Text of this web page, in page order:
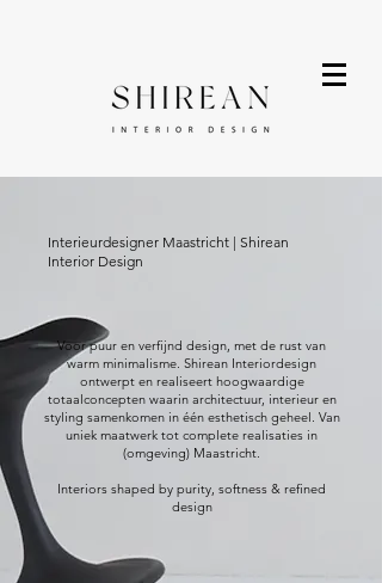
Interieurdesigner Maastricht | Shirean
Interior Design
Voor puur en verfijnd design, met de rust van
warm minimalisme. Shirean Interiordesign
ontwerpt en realiseert hoogwaardige
totaalconcepten waarin architectuur, interieur en
styling samenkomen in één esthetisch geheel. Van
uniek maatwerk tot complete realisaties in
(omgeving) Maastricht.
Interiors shaped by purity, softness & refined
design